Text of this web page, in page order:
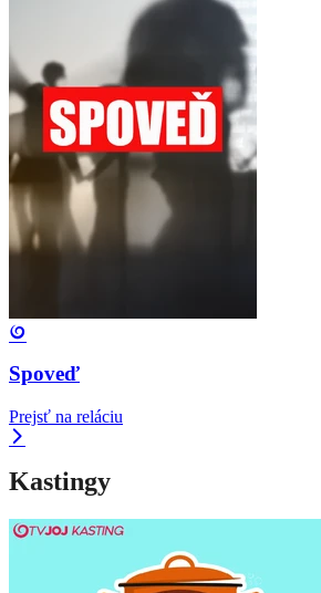
Spoveď
Prejsť na reláciu
Kastingy